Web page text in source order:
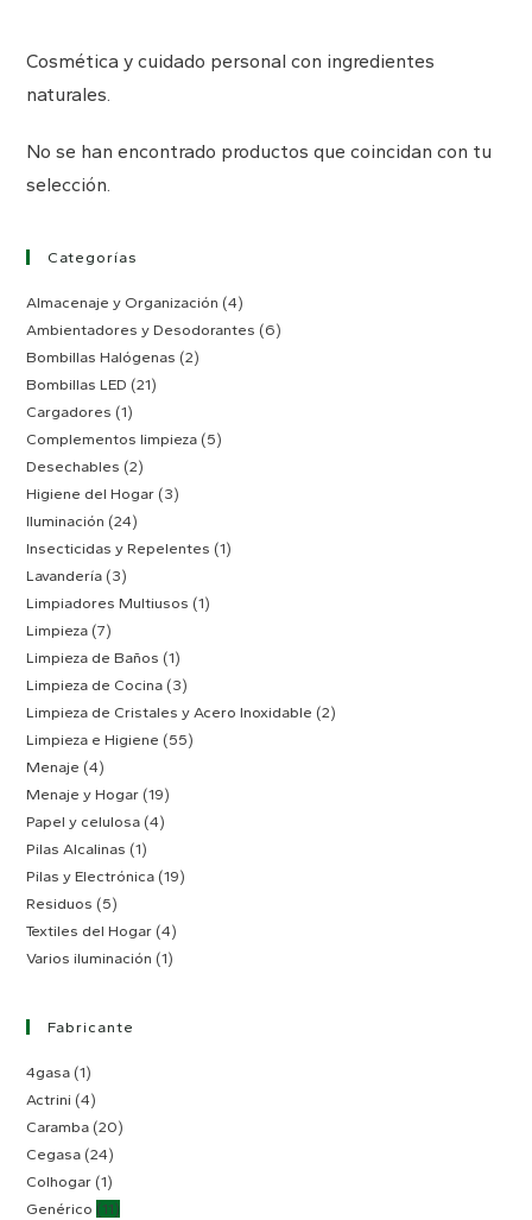
Cosmética y cuidado personal con ingredientes
naturales.
No se han encontrado productos que coincidan con tu
selección.
Categorías
Almacenaje y Organización (4)
Ambientadores y Desodorantes (6)
Bombillas Halógenas (2)
Bombillas LED (21)
Cargadores (1)
Complementos limpieza (5)
Desechables (2)
Higiene del Hogar (3)
Iluminación (24)
Insecticidas y Repelentes (1)
Lavandería (3)
Limpiadores Multiusos (1)
Limpieza (7)
Limpieza de Baños (1)
Limpieza de Cocina (3)
Limpieza de Cristales y Acero Inoxidable (2)
Limpieza e Higiene (55)
Menaje (4)
Menaje y Hogar (19)
Papel y celulosa (4)
Pilas Alcalinas (1)
Pilas y Electrónica (19)
Residuos (5)
Textiles del Hogar (4)
Varios iluminación (1)
Fabricante
4gasa (1)
Actrini (4)
Caramba (20)
Cegasa (24)
Colhogar (1)
Genérico (11)